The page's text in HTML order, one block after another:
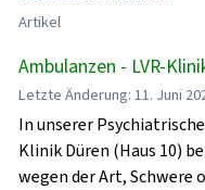
Artikel
Ambulanzen - LVR-
Letzte Änderung: 11. Juni
In unserer
Klinik Düren (Haus 10)
wegen der Art, Schwere